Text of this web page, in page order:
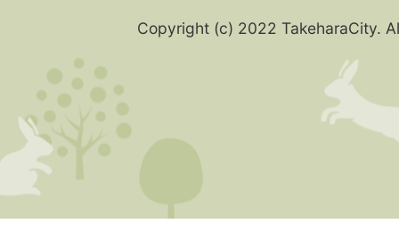
Copyright (c) 2022 TakeharaCity.